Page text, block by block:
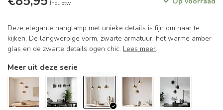
Incl. btw
Deze elegante hanglamp met unieke details is fijn om naar te
kijken. De langwerpige vorm, zwarte armatuur, het warme amber
glas en de zwarte details ogen chic. Lees meer.
Meer uit deze serie